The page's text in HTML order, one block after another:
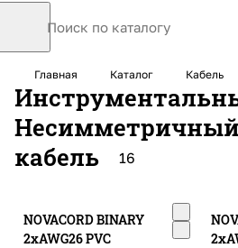
Главная Каталог Кабель
кабель
16
NOVACORD BINARY
2xAWG26 PVC